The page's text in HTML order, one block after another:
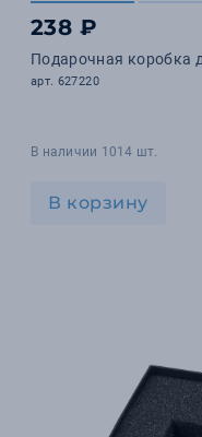
238 ₽
Подарочная коробка
арт. 627220
В наличии 1014 шт.
В корзину